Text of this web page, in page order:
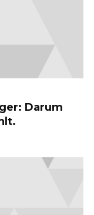
Darum